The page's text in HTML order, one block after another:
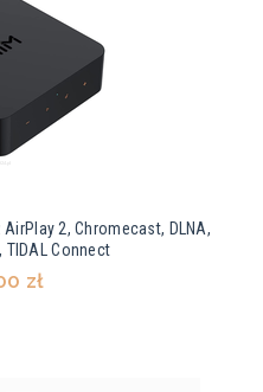
2, Chromecast, DLNA,
Connect
zł